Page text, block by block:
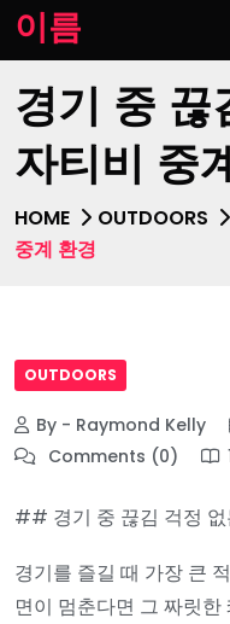
이름
경기 중 끊
자티비 중
HOME OUTDOORS
중계 환경
OUTDOORS
By - Raymond Kelly
Comments (0)
## 경기 중 끊김 걱정 없
경기를 즐길 때 가장 큰
면이 멈춘다면 그 짜릿